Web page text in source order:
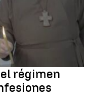
régimen